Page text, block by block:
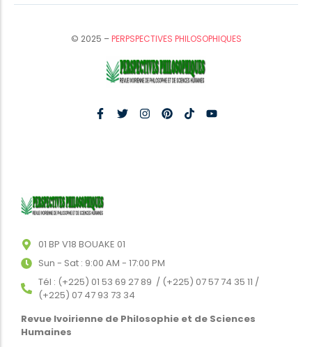
© 2025 –PERPSPECTIVES PHILOSOPHIQUES
01 BP V18 BOUAKE 01
Sun - Sat : 9:00 AM - 17:00 PM
Tél : (+225) 01 53 69 27 89 / (+225) 07 57 74 35 11 /
(+225) 07 47 93 73 34
Revue Ivoirienne de Philosophie et de Sciences
Humaines